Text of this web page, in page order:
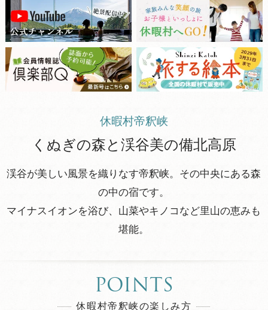
休暇村帝釈峡
くぬぎの森と渓谷美の備北高原
渓谷が美しい風景を織りなす帝釈峡。その中央にある森
の中の宿です。
マイナスイオンを浴び、山菜やキノコなど里山の恵みも
堪能。
POINTS
休暇村帝釈峡の楽しみ方